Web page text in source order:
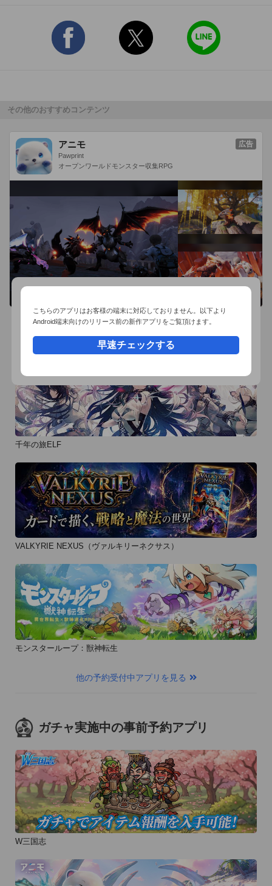
その他のおすすめコンテンツ
アニモ
Pawprint
オープンワールドモンスター収集RPG
広告
おすすめ事前予約アプリ
千年の旅ELF
VALKYRIE NEXUS（ヴァルキリーネクサス）
モンスターループ：獣神転生
他の予約受付中アプリを見る
ガチャ実施中の事前予約アプリ
W三国志
こちらのアプリはお客様の端末に対応しておりません。以下より
Android端末向けのリリース前の新作アプリをご覧頂けます。
早速チェックする